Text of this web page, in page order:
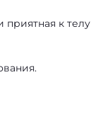
приятная к телу